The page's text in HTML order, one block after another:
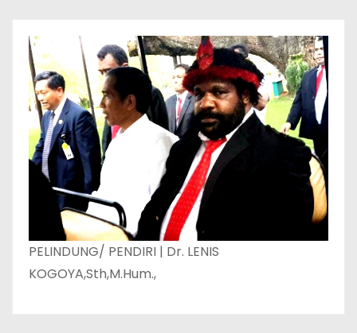
PELINDUNG/ PENDIRI | Dr. LENIS
KOGOYA,Sth,M.Hum.,